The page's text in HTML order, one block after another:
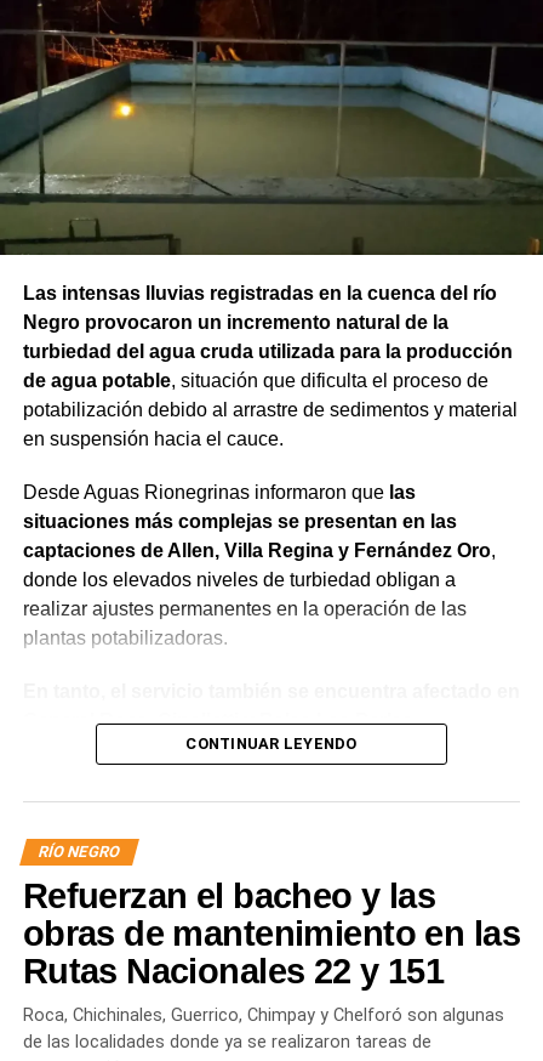
Las intensas lluvias registradas en la cuenca del río
Negro provocaron un incremento natural de la
turbiedad del agua cruda utilizada para la producción
de agua potable, situación que dificulta el proceso de
potabilización debido al arrastre de sedimentos y material
en suspensión hacia el cauce.
Desde Aguas Rionegrinas informaron que las
situaciones más complejas se presentan en las
captaciones de Allen, Villa Regina y Fernández Oro,
donde los elevados niveles de turbiedad obligan a
realizar ajustes permanentes en la operación de las
plantas potabilizadoras.
General Roca, Cipolletti y Balsa Las Perlas,
localidades donde podrían registrarse bajas de
trabaja para sostener la producción de agua potable.
Por otra parte, en Gral. E. Godoy se registran valores de
turbiedad cercanos a 80 NTU, mientras que en
Chichinales rondan los 10 NTU. En ambos casos, las
plantas continúan funcionando con monitoreo
permanente.
Los equipos técnicos de Aguas Rionegrinas mantienen
CONTINUAR LEYENDO
RÍO NEGRO
Refuerzan el bacheo y las
obras de mantenimiento en las
Rutas Nacionales 22 y 151
Roca, Chichinales, Guerrico, Chimpay y Chelforó son algunas
de las localidades donde ya se realizaron tareas de